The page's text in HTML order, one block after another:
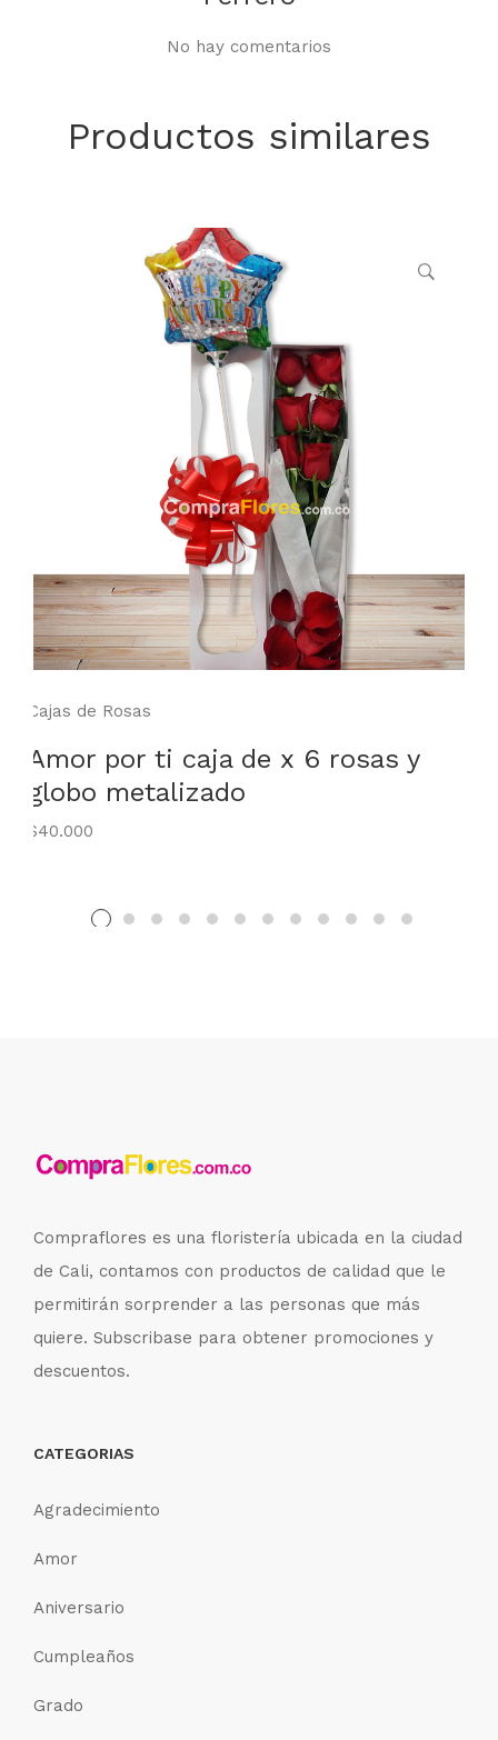
No hay comentarios
Productos similares
Cajas de Rosas
Amor por ti caja de x 6 rosas y
globo metalizado
$40.000
Compraflores es una floristería ubicada en la ciudad
de Cali, contamos con productos de calidad que le
permitirán sorprender a las personas que más
quiere. Subscribase para obtener promociones y
descuentos.
CATEGORIAS
Agradecimiento
Amor
Aniversario
Cumpleaños
Grado